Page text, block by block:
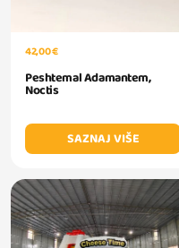
42,00 €
Peshtemal Adamantem,
Noctis
SAZNAJ VIŠE